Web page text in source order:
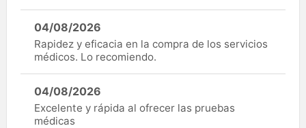
04/08/2026
Rapidez y eficacia en la compra de los servicios
médicos. Lo recomiendo.
04/08/2026
Excelente y rápida al ofrecer las pruebas
médicas